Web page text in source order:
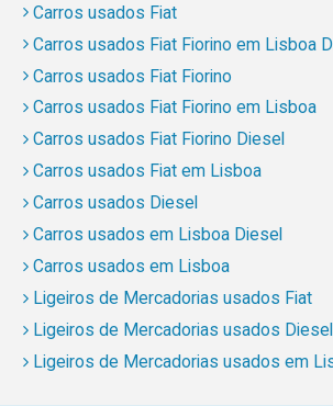
Carros usados Fiat
Carros usados Fiat Fiorino em Lisboa
Carros usados Fiat Fiorino
Carros usados Fiat Fiorino em Lisboa
Carros usados Fiat Fiorino Diesel
Carros usados Fiat em Lisboa
Carros usados Diesel
Carros usados em Lisboa Diesel
Carros usados em Lisboa
Ligeiros de Mercadorias usados Fiat
Ligeiros de Mercadorias usados Diesel
Ligeiros de Mercadorias usados em